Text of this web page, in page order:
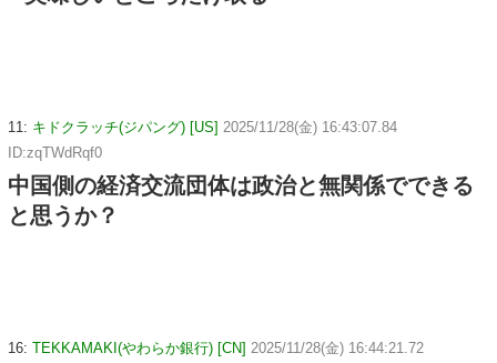
11: キドクラッチ(ジパング) [US] 2025/11/28(金) 16:43:07.84
ID:zqTWdRqf0
中国側の経済交流団体は政治と無関係でできる
と思うか？
16: TEKKAMAKI(やわらか銀行) [CN] 2025/11/28(金) 16:44:21.72